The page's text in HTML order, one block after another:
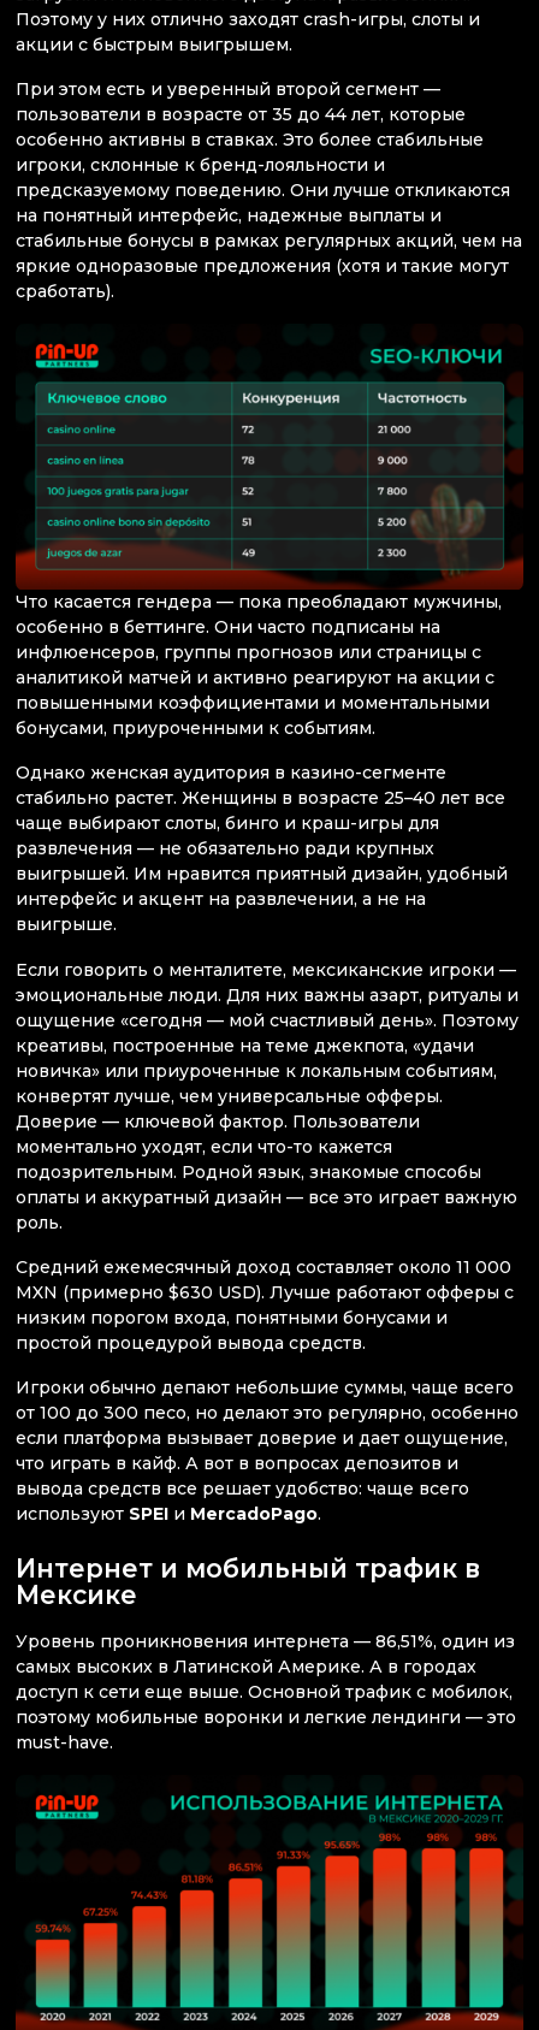
Поэтому у них отлично заходят crash-игры, слоты и
акции с быстрым выигрышем.
При этом есть и уверенный второй сегмент —
пользователи в возрасте от 35 до 44 лет, которые
особенно активны в ставках. Это более стабильные
игроки, склонные к бренд-лояльности и
предсказуемому поведению. Они лучше откликаются
на понятный интерфейс, надежные выплаты и
стабильные бонусы в рамках регулярных акций, чем на
яркие одноразовые предложения (хотя и такие могут
сработать).
Что касается гендера — пока преобладают мужчины,
особенно в беттинге. Они часто подписаны на
инфлюенсеров, группы прогнозов или страницы с
аналитикой матчей и активно реагируют на акции с
повышенными коэффициентами и моментальными
бонусами, приуроченными к событиям.
Однако женская аудитория в казино-сегменте
стабильно растет. Женщины в возрасте 25–40 лет все
чаще выбирают слоты, бинго и краш-игры для
развлечения — не обязательно ради крупных
выигрышей. Им нравится приятный дизайн, удобный
интерфейс и акцент на развлечении, а не на
выигрыше.
Если говорить о менталитете, мексиканские игроки —
эмоциональные люди. Для них важны азарт, ритуалы и
ощущение «сегодня — мой счастливый день». Поэтому
креативы, построенные на теме джекпота, «удачи
новичка» или приуроченные к локальным событиям,
конвертят лучше, чем универсальные офферы.
Доверие — ключевой фактор. Пользователи
моментально уходят, если что-то кажется
подозрительным. Родной язык, знакомые способы
оплаты и аккуратный дизайн — все это играет важную
роль.
Средний ежемесячный доход составляет около 11 000
MXN (примерно $630 USD). Лучше работают офферы с
низким порогом входа, понятными бонусами и
простой процедурой вывода средств.
Игроки обычно депают небольшие суммы, чаще всего
от 100 до 300 песо, но делают это регулярно, особенно
если платформа вызывает доверие и дает ощущение,
что играть в кайф. А вот в вопросах депозитов и
вывода средств все решает удобство: чаще всего
используют SPEI и MercadoPago.
Интернет и мобильный трафик в
Мексике
Уровень проникновения интернета — 86,51%, один из
самых высоких в Латинской Америке. А в городах
доступ к сети еще выше. Основной трафик с мобилок,
поэтому мобильные воронки и легкие лендинги — это
must-have.